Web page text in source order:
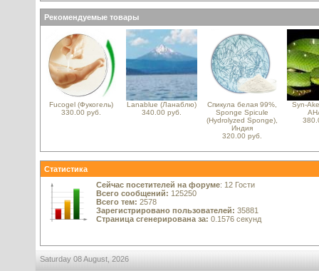
Рекомендуемые товары
Fucogel (Фукогель)
330.00 руб.
Lanablue (Ланаблю)
340.00 руб.
Спикула белая 99%,
Sponge Spicule
(Hydrolyzed Sponge),
Индия
320.00 руб.
Syn-
Статистика
Сейчас посетителей на форуме: 12 Гости
Всего сообщений: 125250
Всего тем: 2578
Зарегистрировано пользователей: 35881
Страница сгенерирована за: 0.1576 секунд
Saturday 08 August, 2026